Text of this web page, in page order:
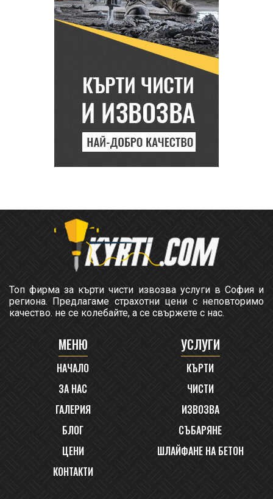
Топ фирма за кърти чисти извозва услуги в София и
региона. Предлагаме страхотни цени с неповторимо
качество. не се колебайте, а се свържете с нас.
МЕНЮ
НАЧАЛО
ЗА НАС
ГАЛЕРИЯ
БЛОГ
ЦЕНИ
КОНТАКТИ
УСЛУГИ
КЪРТИ
ЧИСТИ
ИЗВОЗВА
СЪБАРЯНЕ
ШЛАЙФАНЕ НА БЕТОН